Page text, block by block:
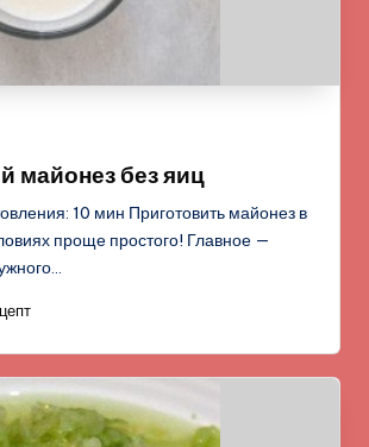
майонез без яиц
10 мин Приготовить майонез в
проще простого! Главное —